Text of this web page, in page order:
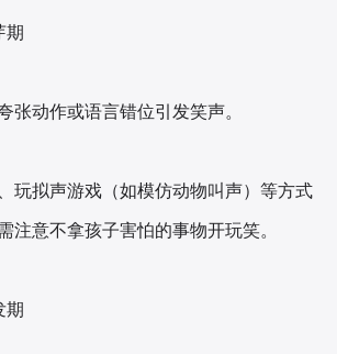
期‌
张动作或语言错位引发笑声。
玩拟声游戏（如模仿动物叫声）等方式
注意不拿孩子害怕的事物开玩笑‌。
期‌